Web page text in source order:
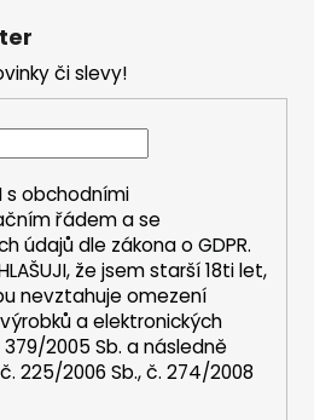
či slevy!
s obchodními
řádem a se
údajů dle zákona oGDPR.
že jsem starší 18ti let,
nevztahuje omezení
a elektronických
2005 Sb. a následně
225/2006 Sb., č. 274/2008